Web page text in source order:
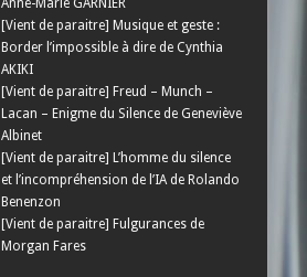
Anne-Marie GARNIER
[Vient de paraitre] Musique et geste :
Border l’impossible à dire de Cynthia
AKIKI
[Vient de paraitre] Freud – Munch –
Lacan – Enigme du Silence de Geneviève
Albinet
[Vient de paraitre] L’homme du silence
et l’incompréhension de l’IA de Rolando
Benenzon
[Vient de paraitre] Fulgurances de
Morgan Fares